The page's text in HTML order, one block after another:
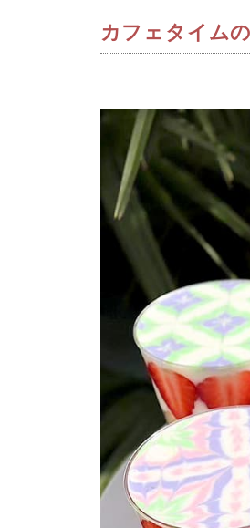
カフェタイム